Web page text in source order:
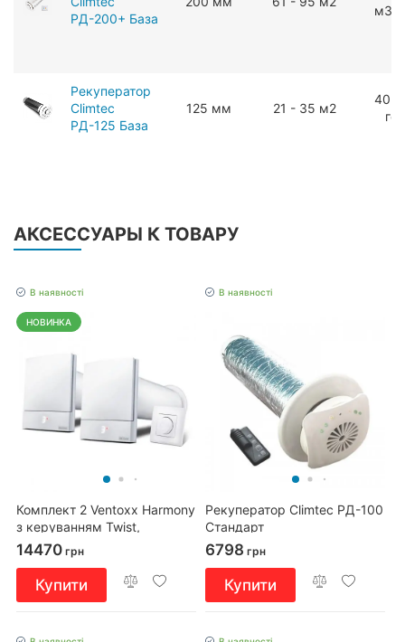
РД-200+ База
мЗ/
Рекуператор
Climtec
РД-125 База
125 мм 21 - 35 м2
40
год
АКСЕССУАРЫ К ТОВАРУ
В наявності
НОВИНКА
Комплект 2 Ventoxx Harmony
з керуванням Twist,
повітропровід 0,5м
14470 грн
Купити
В наявності
Рекуператор Climtec РД-100
Стандарт
6798 грн
Купити